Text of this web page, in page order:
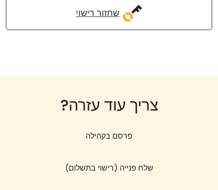
שחזור רישוי
צריך עוד עזרה?
פרסם בקהילה
שלח פנייה (רישוי בתשלום)